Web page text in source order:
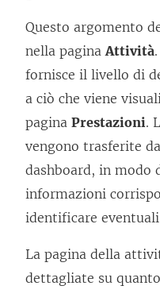
Questo argomento
nella paginaAttività
fornisce il livello di
a ciò che viene
pagina Prestazioni.
vengono trasferite
dashboard, in modo
informazioni
identificare
La pagina della
dettagliate su